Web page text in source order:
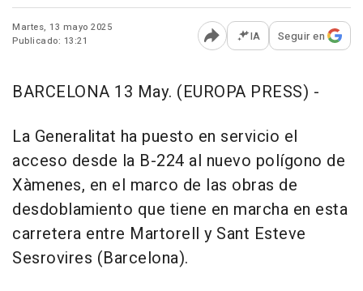
Martes, 13 mayo 2025
Publicado: 13:21
Abrir opciones para
IA Seguir en
BARCELONA 13 May. (EUROPA PRESS) -
La Generalitat ha puesto en servicio el
acceso desde la B-224 al nuevo polígono de
Xàmenes, en el marco de las obras de
desdoblamiento que tiene en marcha en esta
carretera entre Martorell y Sant Esteve
Sesrovires (Barcelona).